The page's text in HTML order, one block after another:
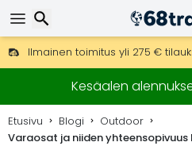
Ilmainen toimitus yli 275 €
Mahdollisuus lähettää DHL
30 päivää palautukseen, 90
Kesäalen
Etusivu Blogi
Outdoor
Varaosat ja niiden